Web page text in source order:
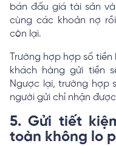
bán đấu giá tài sản
cùng các khoản nợ
còn lại.
Trường hợp hợp số
khách hàng gửi tiền
Ngược lại, trường hợp
người gửi chỉ nhận
5. Gửi tiết
toàn không lo